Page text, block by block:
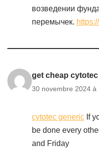
возведении
перемычек.
get cheap
30 novembre 2024 à
cytotec generic If
be done every
and Friday